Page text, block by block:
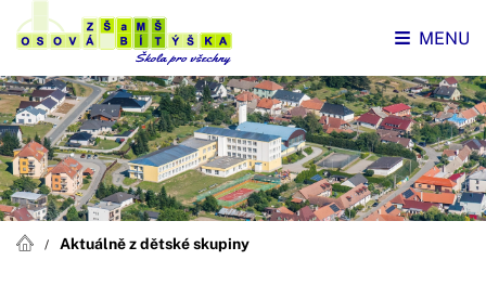
MENU
Aktuálně z dětské skupiny